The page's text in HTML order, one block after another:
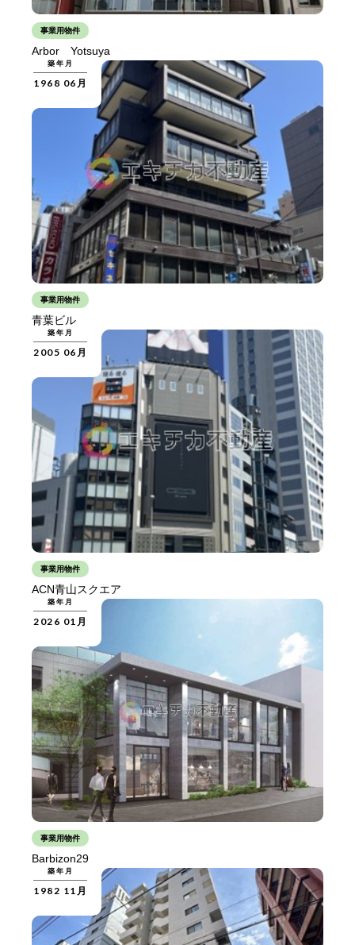
事業用物件
Arbor Yotsuya
築年月
1968 06月
事業用物件
青葉ビル
築年月
2005 06月
事業用物件
ACN青山スクエア
築年月
2026 01月
事業用物件
Barbizon29
築年月
1982 11月